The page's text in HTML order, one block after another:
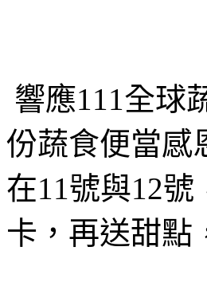
響應111全球
份蔬食便當感
在11號與12
卡，再送甜點